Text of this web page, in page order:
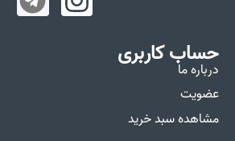
حساب کاربری
درباره ما
عضویت
مشاهده سبد خرید